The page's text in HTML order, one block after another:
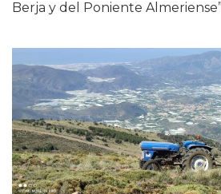
Berja y del Poniente